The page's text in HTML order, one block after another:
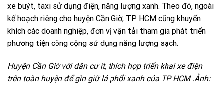
xe buýt, taxi sử dụng điện, năng lượng xanh. Theo đó, ngoài
kế hoạch riêng cho huyện Cần Giờ, TP HCM cũng khuyến
khích các doanh nghiệp, đơn vị vận tải tham gia phát triển
phương tiện công cộng sử dụng năng lượng sạch.
Huyện Cần Giờ với dân cư ít, thích hợp triển khai xe điện
trên toàn huyện để gìn giữ lá phổi xanh của TP HCM .Ảnh: